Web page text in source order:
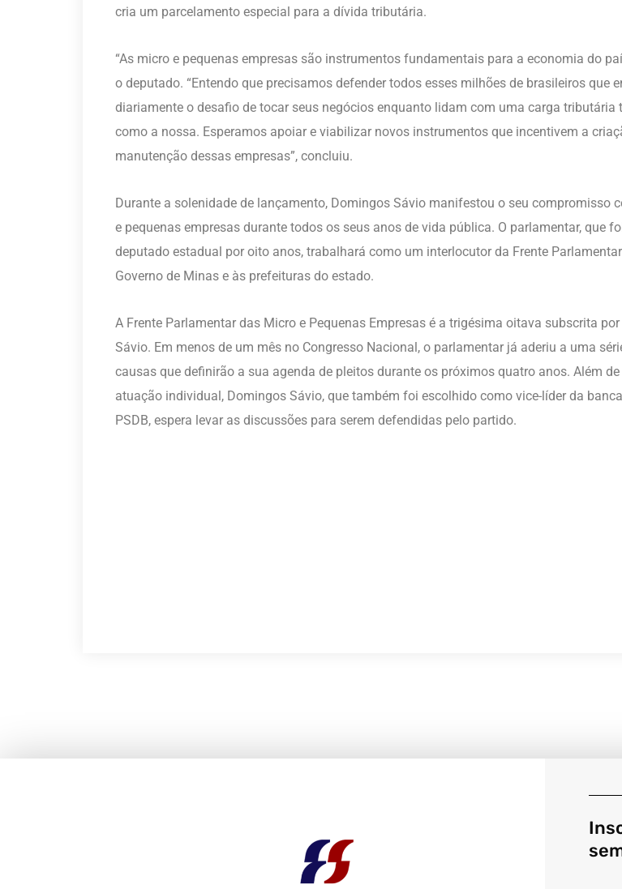
cria um parcelamento especial para a dívida tributária.
“As micro e pequenas empresas são instrumentos fundamentais para a economia do
o deputado. “Entendo que precisamos defender todos esses milhões de brasileiros que
diariamente o desafio de tocar seus negócios enquanto lidam com uma carga tributária
como a nossa. Esperamos apoiar e viabilizar novos instrumentos que incentivem a
manutenção dessas empresas”, concluiu.
Durante a solenidade de lançamento, Domingos Sávio manifestou o seu compromisso
e pequenas empresas durante todos os seus anos de vida pública. O parlamentar, que
deputado estadual por oito anos, trabalhará como um interlocutor da Frente
Governo de Minas e às prefeituras do estado.
A Frente Parlamentar das Micro e Pequenas Empresas é a trigésima oitava subscrita
Sávio. Em menos de um mês no Congresso Nacional, o parlamentar já aderiu a uma
causas que definirão a sua agenda de pleitos durante os próximos quatro anos. Além de
atuação individual, Domingos Sávio, que também foi escolhido como vice-líder da
PSDB, espera levar as discussões para serem defendidas pelo partido.